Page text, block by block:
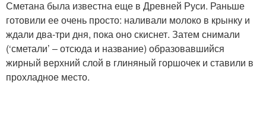
Сметана была известна еще в Древней Руси. Раньше
готовили ее очень просто: наливали молоко в крынку и
ждали два-три дня, пока оно скиснет. Затем снимали
(‘сметали’ ‒ отсюда и название) образовавшийся
жирный верхний слой в глиняный горшочек и ставили в
прохладное место.